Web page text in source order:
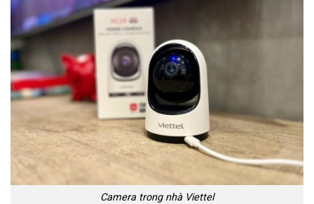
Camera trong nhà Viettel